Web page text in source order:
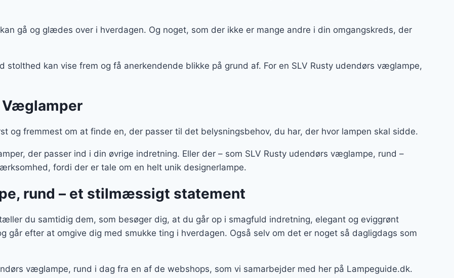
gå og glædes over i hverdagen. Og noget, som der ikke er mange andre i din omgangskreds, der
stolthed kan vise frem og få anerkendende blikke på grund af. For en SLV Rusty udendørs væglampe,
Væglamper
og fremmest om at finde en, der passer til det belysningsbehov, du har, der hvor lampen skal sidde.
der passer ind i din øvrige indretning. Eller der – som SLV Rusty udendørs væglampe, rund –
fordi der er tale om en helt unik designerlampe.
rund – et stilmæssigt statement
du samtidig dem, som besøger dig, at du går op i smagfuld indretning, elegant og eviggrønt
efter at omgive dig med smukke ting i hverdagen. Også selv om det er noget så dagligdags som
væglampe, rund i dag fra en af de webshops, som vi samarbejder med her på Lampeguide.dk.